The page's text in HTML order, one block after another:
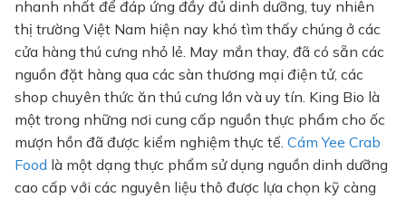
nhanh nhất để đáp ứng đầy đủ dinh dưỡng, tuy nhiên
thị trường Việt Nam hiện nay khó tìm thấy chúng ở các
cửa hàng thú cưng nhỏ lẻ. May mắn thay, đã có sẵn các
nguồn đặt hàng qua các sàn thương mại điện tử, các
shop chuyên thức ăn thú cưng lớn và uy tín. King Bio là
một trong những nơi cung cấp nguồn thực phẩm cho ốc
mượn hồn đã được kiểm nghiệm thực tế. Cám Yee Crab
Food là một dạng thực phẩm sử dụng nguồn dinh dưỡng
cao cấp với các nguyên liệu thô được lựa chọn kỹ càng